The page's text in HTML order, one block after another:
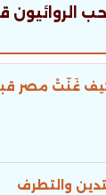
الروائيون
كيف غَنَّتْ مصر
والتطرف